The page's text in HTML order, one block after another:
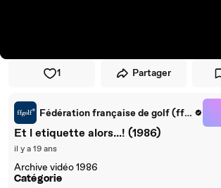
1 Partager
Fédération française de golf (ffgolf)
Et l etiquette alors...! (1986)
il y a 19 ans
Archive vidéo 1986
Catégorie